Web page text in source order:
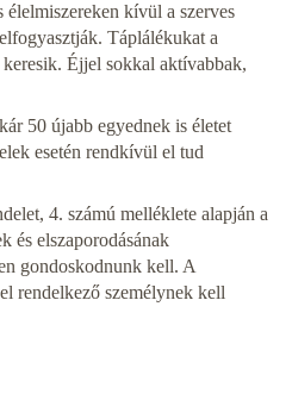
kívül a szerves
Táplálékukat a
Éjjel sokkal aktívabbak,
50 újabb egyednek is életet
esetén rendkívül el tud
4. számú melléklete alapján a
és elszaporodásának
gondoskodnunk kell. A
rendelkező személynek kell